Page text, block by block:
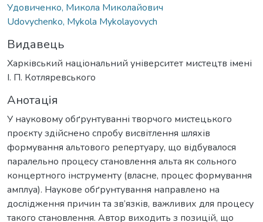
Удовиченко, Микола Миколайович
Udovychenko, Mykola Mykolayovych
Видавець
Харківський національний університет мистецтв імені
І. П. Котляревського
Анотація
У науковому обґрунтуванні творчого мистецького
проєкту здійснено спробу висвітлення шляхів
формування альтового репертуару, що відбувалося
паралельно процесу становлення альта як сольного
концертного інструменту (власне, процес формування
амплуа). Наукове обґрунтування направлено на
дослідження причин та зв’язків, важливих для процесу
такого становлення. Автор виходить з позицій, що